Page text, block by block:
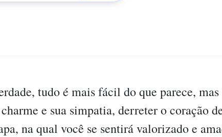
tudo é mais fácil do que parece,
e sua simpatia, derreter o coração
na qual você se sentirá valorizado e